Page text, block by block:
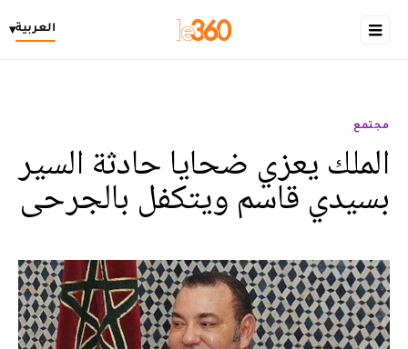
العربية▾
مجتمع
الملك يعزي ضحايا حادثة السير
بسيدي قاسم ويتكفل بالجرحى